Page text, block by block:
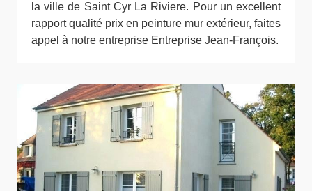
la ville de Saint Cyr La Riviere. Pour un excellent
rapport qualité prix en peinture mur extérieur, faites
appel à notre entreprise Entreprise Jean-François.